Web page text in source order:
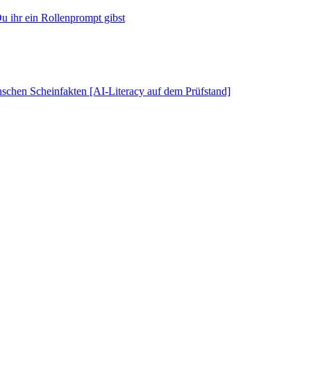
ihr ein Rollenprompt gibst
Scheinfakten [AI-Literacy auf dem Prüfstand]